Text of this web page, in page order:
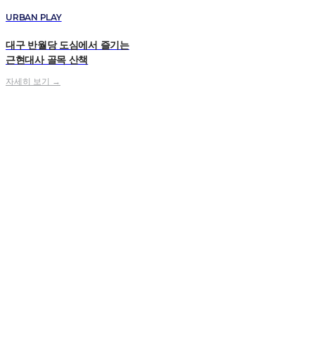
URBAN PLAY
대구 반월당 도심에서 즐기는
근현대사 골목 산책
자세히 보기 →